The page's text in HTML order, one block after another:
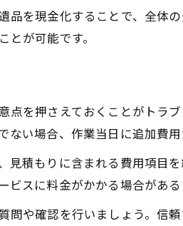
遺品整理の料金明細を狛江駅エ
遺品整理料金の明細を比較す
料金明細の確認で費用トラ
遺品整理費用の差が生まれ
を現金化することで、全体
が可能です。
を押さえておくことがトラ
い場合、作業当日に追加費用
見積もりに含まれる費用項目
スに料金がかかる場合がある
問や確認を行いましょう。信